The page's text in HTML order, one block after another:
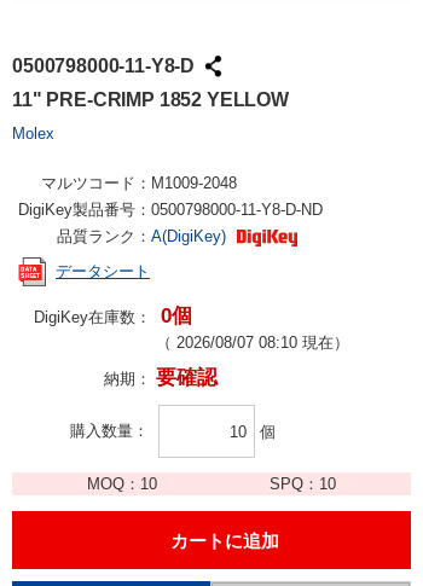
0500798000-11-Y8-D
11" PRE-CRIMP 1852 YELLOW
Molex
マルツコード： M1009-2048
DigiKey製品番号： 0500798000-11-Y8-D-ND
品質ランク： A(DigiKey)
データシート
DigiKey在庫数： 0個
（ 2026/08/07 08:10 現在）
納期： 要確認
購入数量 個
MOQ： 10 SPQ： 10